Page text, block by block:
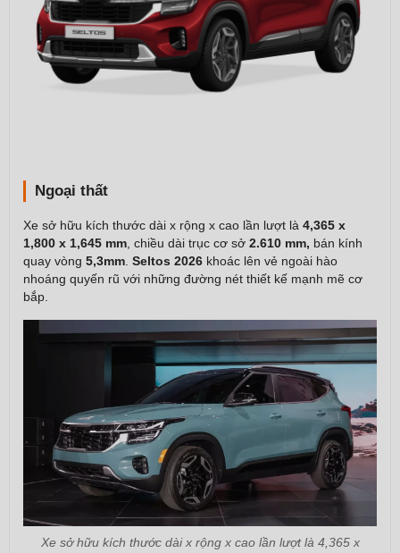
Ngoại thất
Xe sở hữu kích thước dài x rộng x cao lần lượt là 4,365 x
1,800 x 1,645 mm , chiều dài trục cơ sở 2.610 mm, bán kính
quay vòng 5,3mm Seltos 2026 khoác lên vẻ ngoài hào
nhoáng quyến rũ với những đường nét thiết kế mạnh mẽ cơ
bắp.
Xe sở hữu kích thước dài x rộng x cao lần lượt là 4,365 x